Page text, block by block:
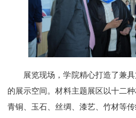
展览现场，学院精心打造了兼
的展示空间。材料主题展区以十二种
青铜、玉石、丝绸、漆艺、竹材等传